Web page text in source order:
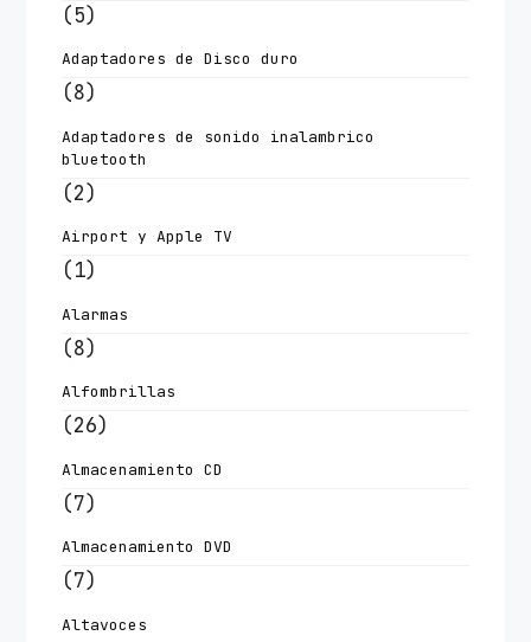
(5)
Adaptadores de Disco duro
(8)
Adaptadores de sonido inalambrico
bluetooth
(2)
Airport y Apple TV
(1)
Alarmas
(8)
Alfombrillas
(26)
Almacenamiento CD
(7)
Almacenamiento DVD
(7)
Altavoces